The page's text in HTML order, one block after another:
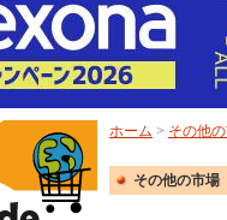
ホーム > その他
その他の市場